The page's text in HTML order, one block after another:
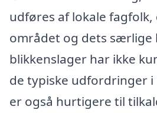
udføres af lokale
området og dets særlige
blikkenslager har ikke
de typiske udfordringer
er også hurtigere til